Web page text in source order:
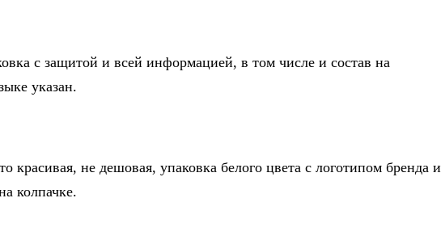
с защитой и всей информацией, в том числе и состав на
указан.
красивая, не дешовая, упаковка белого цвета с логотипом бренда и
колпачке.